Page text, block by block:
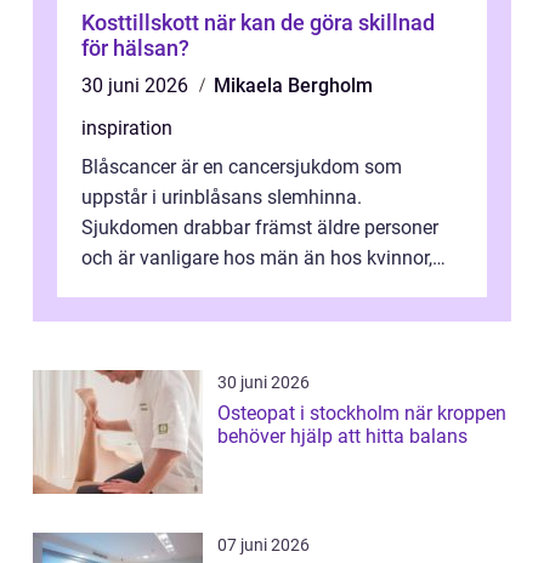
Kosttillskott när kan de göra skillnad
för hälsan?
30 juni 2026
Mikaela Bergholm
inspiration
Blåscancer är en cancersjukdom som
uppstår i urinblåsans slemhinna.
Sjukdomen drabbar främst äldre personer
och är vanligare hos män än hos kvinnor,
förändringarna u...
30 juni 2026
Osteopat i stockholm när kroppen
behöver hjälp att hitta balans
07 juni 2026